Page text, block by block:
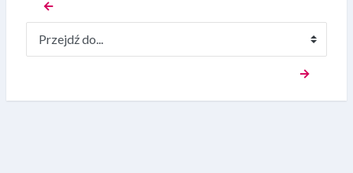
←
Przejdź do...
→